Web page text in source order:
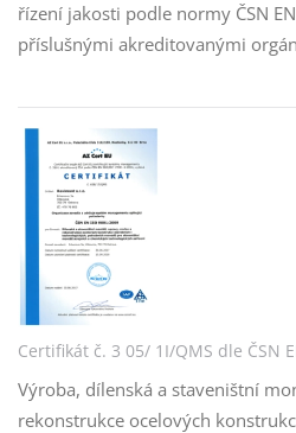
řízení jakosti podle normy ČSN
příslušnými akreditovanými
Certifikát č. 3 05/ 1I/QMS dle ČSN
Výroba, dílenská a staveništní
rekonstrukce ocelových